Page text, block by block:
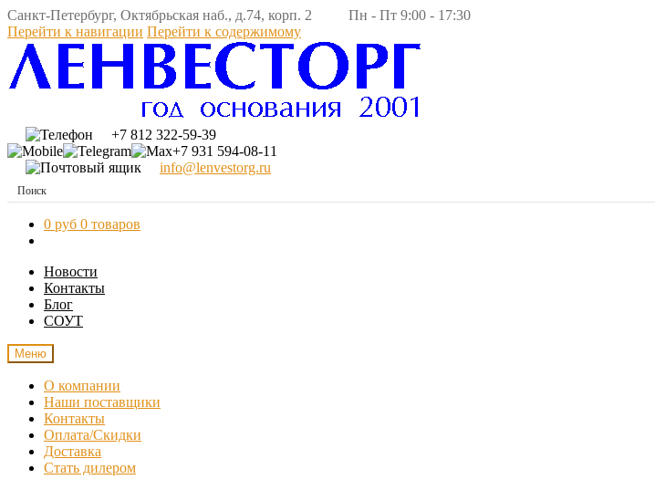
Санкт-Петербург, Октябрьская наб., д.74, корп. 2 Пн - Пт 9:00 - 17:30
Перейти к навигации Перейти к содержимому
+7 812 322-59-39
+7 931 594-08-11
info@lenvestorg.ru
0 руб 0 товаров
Новости
Контакты
Блог
СОУТ
Меню
О компании
Наши поставщики
Контакты
Оплата/Скидки
Доставка
Стать дилером